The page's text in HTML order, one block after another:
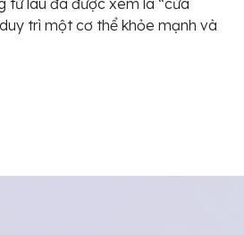
trì một cơ thể khỏe mạnh và